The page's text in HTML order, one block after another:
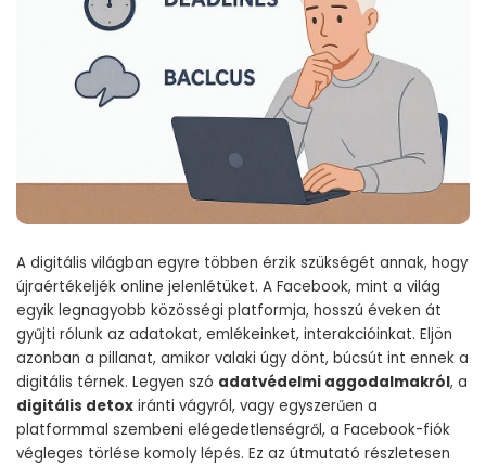
A digitális világban egyre többen érzik szükségét annak, hogy
újraértékeljék online jelenlétüket. A Facebook, mint a világ
egyik legnagyobb közösségi platformja, hosszú éveken át
gyűjti rólunk az adatokat, emlékeinket, interakcióinkat. Eljön
azonban a pillanat, amikor valaki úgy dönt, búcsút int ennek a
digitális térnek. Legyen szó adatvédelmi aggodalmakról, a
digitális detox iránti vágyról, vagy egyszerűen a
platformmal szembeni elégedetlenségről, a Facebook-fiók
végleges törlése komoly lépés. Ez az útmutató részletesen